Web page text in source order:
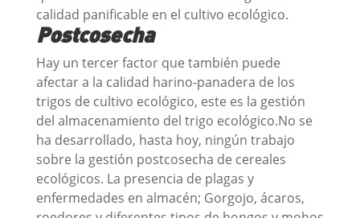
calidad panificable en el cultivo ecológico.
Postcosecha
Hay un tercer factor que también puede
afectar a la calidad harino-panadera de los
trigos de cultivo ecológico, este es la gestión
del almacenamiento del trigo ecológico.No se
ha desarrollado, hasta hoy, ningún trabajo
sobre la gestión postcosecha de cereales
ecológicos. La presencia de plagas y
enfermedades en almacén; Gorgojo, ácaros,